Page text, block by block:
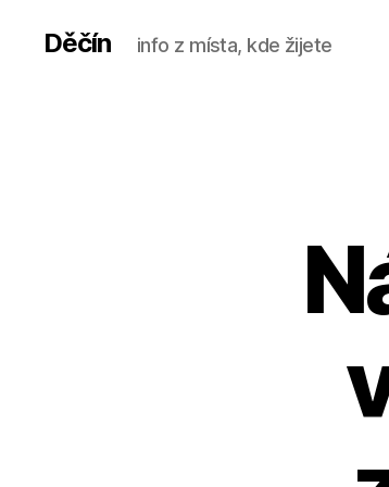
Děčín info z místa, kde žijete